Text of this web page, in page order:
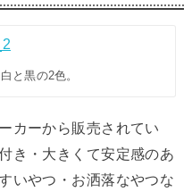
と黒の2色。
カーから販売されてい
き・大きくて安定感のあ
いやつ・お洒落なやつな